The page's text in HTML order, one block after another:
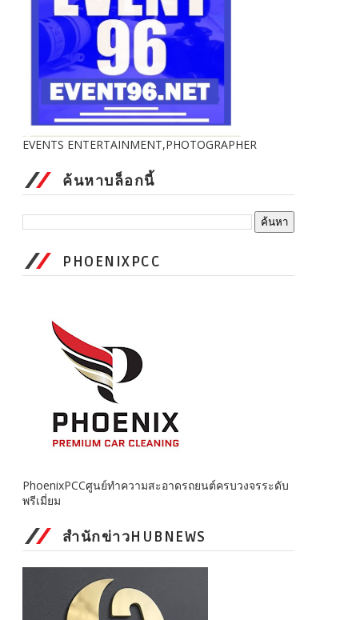
EVENTS ENTERTAINMENT,PHOTOGRAPHER
ค้นหาบล็อกนี้
PHOENIXPCC
PhoenixPCCศูนย์ทำความสะอาดรถยนต์ครบวงจรระดับ
พรีเมี่ยม
สำนักข่าวHUBNEWS